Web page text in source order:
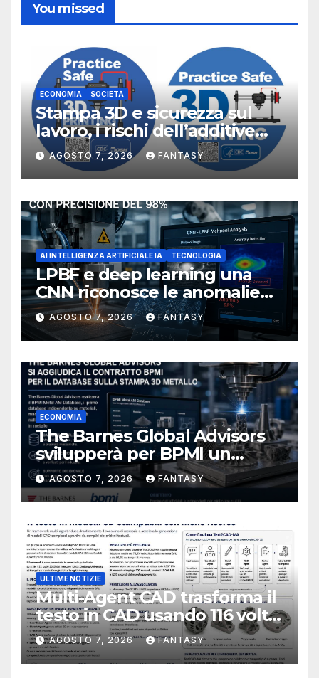
You missed
ECONOMIA SOCIETÀ
Stampa 3D e sicurezza sul
lavoro, i rischi dell’additive
manufacturing secondo
NIOSH
AGOSTO 7, 2026 FANTASY
AI INTELLIGENZA ARTIFICIALE IA TECNOLOGIA
LPBF e deep learning una
CNN riconosce le anomalie
del bagno di fusione
AGOSTO 7, 2026 FANTASY
ECONOMIA
The Barnes Global Advisors
svilupperà per BPMI un
database per la stampa 3D
metallica destinata alla filiera
navale statunitense
AGOSTO 7, 2026 FANTASY
ULTIME NOTIZIE
Multi-Agent CAD trasforma il
testo in CAD usando 116 volte
meno token
AGOSTO 7, 2026 FANTASY